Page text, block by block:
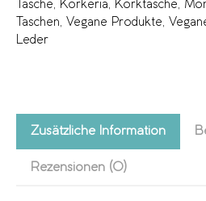
Tasche, Korkeria, Korktasche,
Taschen, Vegane Produkte,
Leder
Zusätzliche Information
Rezensionen (0)